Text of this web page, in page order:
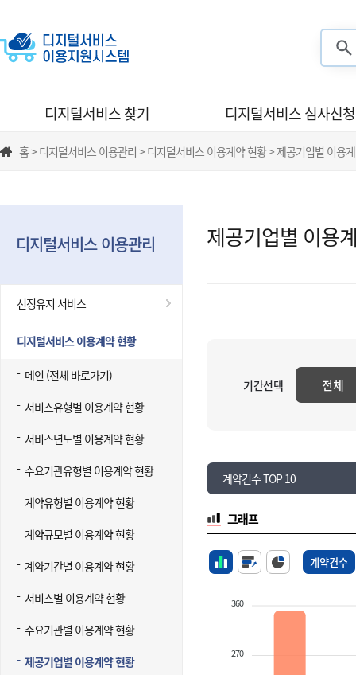
디지털서비스 찾기 디지털서비스 심사신청
홈 > 디지털서비스 이용관리 > 디지털서비스 이용계약 현황 > 제공기업별 이용
디지털서비스 이용관리
선정유지 서비스
디지털서비스 이용계약 현황
메인 (전체 바로가기)
서비스유형별 이용계약 현황
서비스년도별 이용계약 현황
수요기관유형별 이용계약 현황
계약유형별 이용계약 현황
계약규모별 이용계약 현황
계약기간별 이용계약 현황
서비스별 이용계약 현황
수요기관별 이용계약 현황
제공기업별 이용계약 현황
제공기업별 이용
기간선택 전체
계약건수 TOP 10
그래프
계약건수
360
270